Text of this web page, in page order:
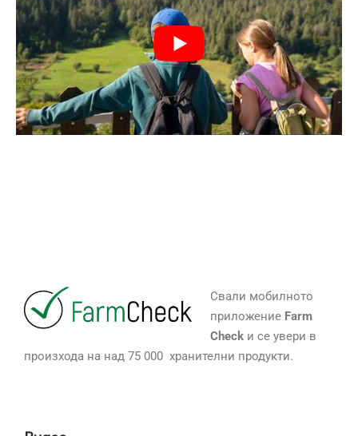
Свали мобилното
приложение Farm
Checkи се увери в
произхода на над 75 000 хранителни продукти.